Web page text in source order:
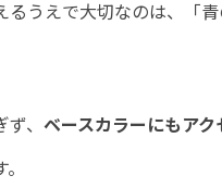
るうえで大切なのは、「
、 ベースカラーにもアク